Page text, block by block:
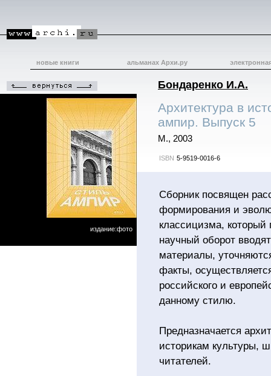
новые книги альманах Архи.ру
издание:фото
Бондаренко И.А.
Архитектура в
ампир. Выпуск 5
М., 2003
ISBN 5-9519-0016-6
Сборник посвящен
формирования и
классицизма,
научный оборот
материалы,
факты,
российского и
данному стилю.
Предназначается
историкам культуры,
читателей.